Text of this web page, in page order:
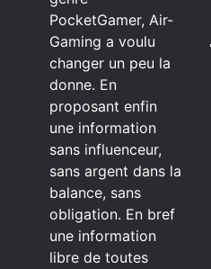
PocketGamer, Air-
Gaming a voulu
changer un peu la
donne. En
proposant enfin
une information
sans influenceur,
sans argent dans la
balance, sans
obligation. En bref
une information
libre de toutes